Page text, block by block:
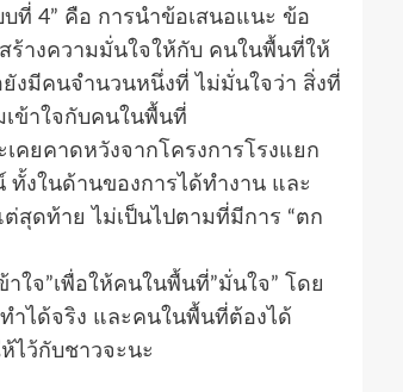
ที่ 4” คือ การนำข้อเสนอแนะ ข้อ
ร้างความมั่นใจให้กับ คนในพื้นที่ให้
งมีคนจำนวนหนึ่งที่ ไม่มั่นใจว่า สิ่งที่
เข้าใจกับคนในพื้นที่
คยคาดหวังจากโครงการโรงแยก
ทั้งในด้านของการได้ทำงาน และ
สุดท้าย ไม่เป็นไปตามที่มีการ “ตก
ใจ”เพื่อให้คนในพื้นที่”มั่นใจ” โดย
ได้จริง และคนในพื้นที่ต้องได้
ไว้กับชาวจะนะ